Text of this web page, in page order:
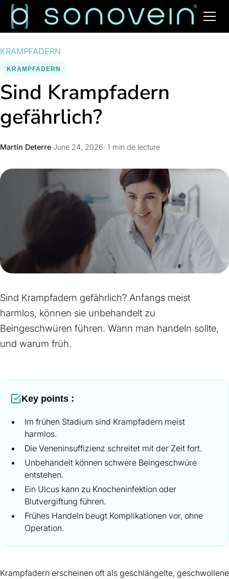
KRAMPFADERN
KRAMPFADERN
Sind Krampfadern
gefährlich?
Martin Deterre·June 24, 2026· 1 min de lecture
Sind Krampfadern gefährlich? Anfangs meist
harmlos, können sie unbehandelt zu
Beingeschwüren führen. Wann man handeln sollte,
und warum früh.
Key points :
Im frühen Stadium sind Krampfadern meist
harmlos.
Die Veneninsuffizienz schreitet mit der Zeit fort.
Unbehandelt können schwere Beingeschwüre
entstehen.
Ein Ulcus kann zu Knocheninfektion oder
Blutvergiftung führen.
Frühes Handeln beugt Komplikationen vor, ohne
Operation.
Krampfadern erscheinen oft als geschlängelte, geschwollene